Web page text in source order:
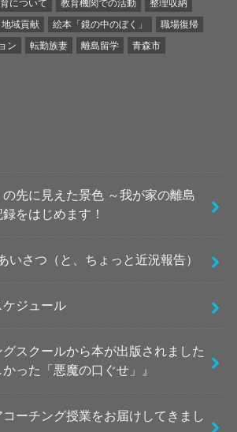
について 教育機関での活動
整理収納
域貢献 絵本「鏡の中のぼく」
職場復帰
ン
転勤族妻 離島留学 青森市
の先に見えた景色 ～我が家の離島
をはじめます！
いさつ（と、ちょっと近況報告）
ケジュール
スクールから本が出版されました
かった「悪魔の口ぐせ」』
ーチング授業をお届けしてきまし